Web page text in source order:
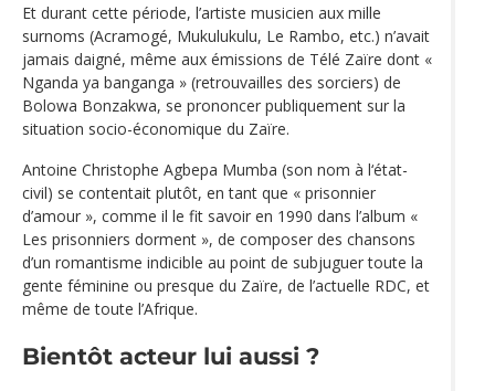
Et durant cette période, l’artiste musicien aux mille
surnoms (Acramogé, Mukulukulu, Le Rambo, etc.) n’avait
jamais daigné, même aux émissions de Télé Zaïre dont «
Nganda ya banganga » (retrouvailles des sorciers) de
Bolowa Bonzakwa, se prononcer publiquement sur la
situation socio-économique du Zaïre.
Antoine Christophe Agbepa Mumba (son nom à l‘état-
civil) se contentait plutôt, en tant que « prisonnier
d’amour », comme il le fit savoir en 1990 dans l’album «
Les prisonniers dorment », de composer des chansons
d’un romantisme indicible au point de subjuguer toute la
gente féminine ou presque du Zaïre, de l’actuelle RDC, et
même de toute l’Afrique.
Bientôt acteur lui aussi ?